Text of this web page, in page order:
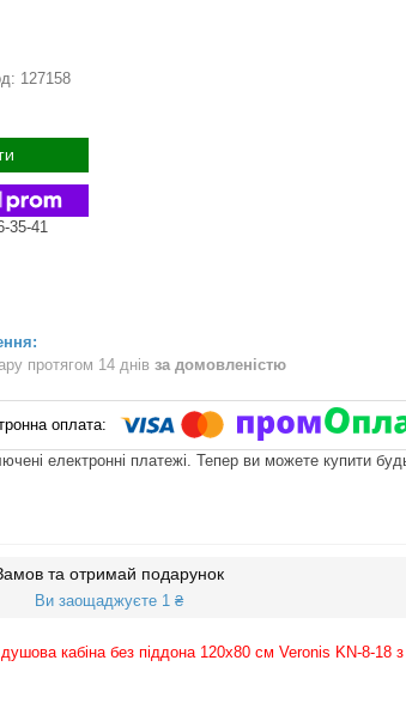
127158
35-41
протягом 14 днів за домовленістю
електронні платежі. Тепер ви можете купити
та отримай подарунок
Ви заощаджуєте 1 ₴
кабіна без піддона 120х80 см Veronis KN-8-18